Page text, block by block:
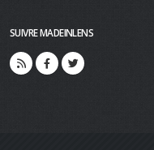
SUIVRE MADEINLENS